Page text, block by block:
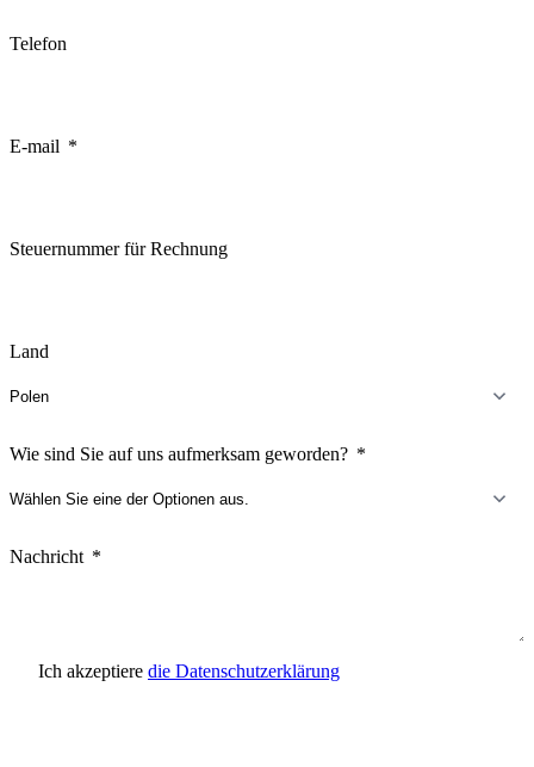
Telefon
E-mail
Steuernummer für Rechnung
Land
Wie sind Sie auf uns aufmerksam geworden?
Nachricht
Ich akzeptiere die Datenschutzerklärung